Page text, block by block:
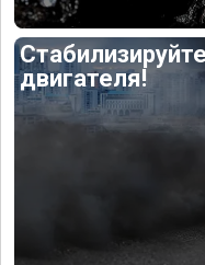
двигателя!